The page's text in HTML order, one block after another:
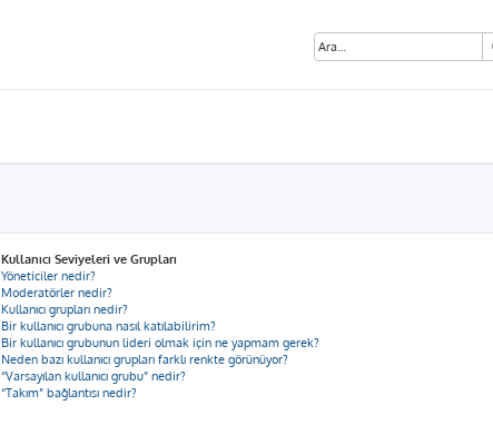
Kullanıcı Seviyeleri ve Grupları
Yöneticiler nedir?
Moderatörler nedir?
Kullanıcı grupları nedir?
Bir kullanıcı grubuna nasıl katılabilirim?
Bir kullanıcı grubunun lideri olmak için ne yapmam gerek?
Neden bazı kullanıcı grupları farklı renkte görünüyor?
“Varsayılan kullanıcı grubu” nedir?
“Takım” bağlantısı nedir?